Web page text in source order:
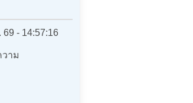
69 - 14:57:16
าม